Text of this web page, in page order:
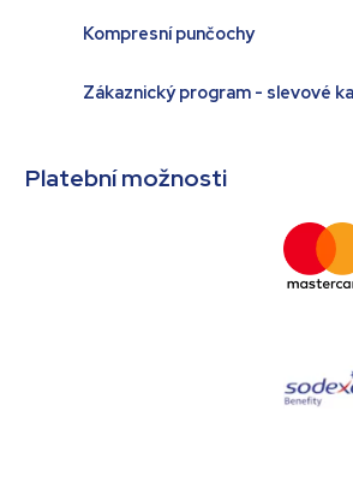
Kompresní punčochy
Zákaznický program - slevové
Platební možnosti